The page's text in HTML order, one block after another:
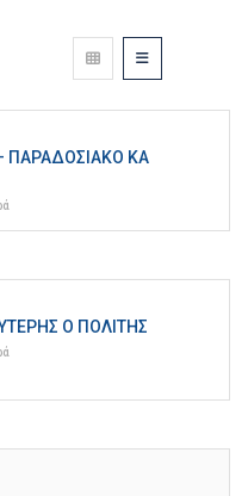
ΠΑΡΑΔΟΣΙΑΚΌ ΚΑ
Ο ΠΟΛΊΤΗΣ